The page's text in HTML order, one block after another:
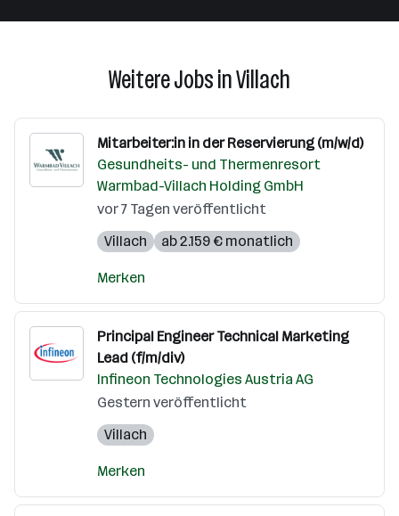
Weitere Jobs in Villach
Mitarbeiter:in in der Reservierung (m/w/d)
Gesundheits- und Thermenresort
Warmbad-Villach Holding GmbH
vor 7 Tagen veröffentlicht
Villach
ab 2.159 € monatlich
Merken
Principal Engineer Technical Marketing
Lead (f/m/div)
Infineon Technologies Austria AG
Gestern veröffentlicht
Villach
Merken